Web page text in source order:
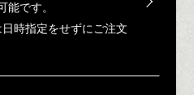
能です。
時指定をせずにご注文